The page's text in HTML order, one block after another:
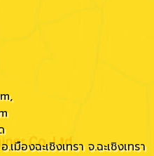
,
องฉะเชิงเทรา จ.ฉะเชิงเทรา